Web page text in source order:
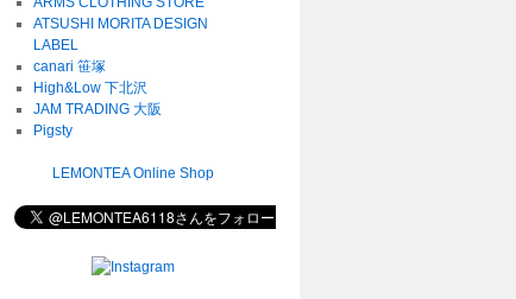
ATSUSHI MORITA DESIGN
LABEL
canari 笹塚
High&Low 下北沢
JAM TRADING 大阪
Pigsty
LEMONTEA Online Shop